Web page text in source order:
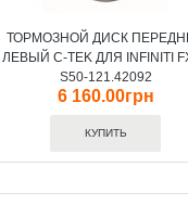
ТОРМОЗНОЙ ДИСК
ЛЕВЫЙ С-TEK ДЛЯ INFINITI
S50-121.42092
6 160.00грн